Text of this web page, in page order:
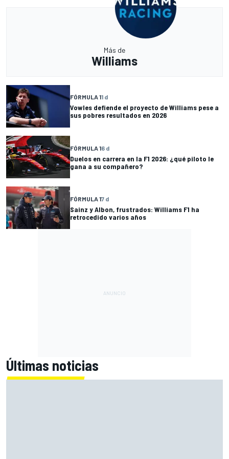
Más de
Williams
FÓRMULA 11 d
Vowles defiende el proyecto de Williams pese a
sus pobres resultados en 2026
FÓRMULA 16 d
Duelos en carrera en la F1 2026: ¿qué piloto le
gana a su compañero?
FÓRMULA 17 d
Sainz y Albon, frustrados: Williams F1 ha
retrocedido varios años
Últimas noticias